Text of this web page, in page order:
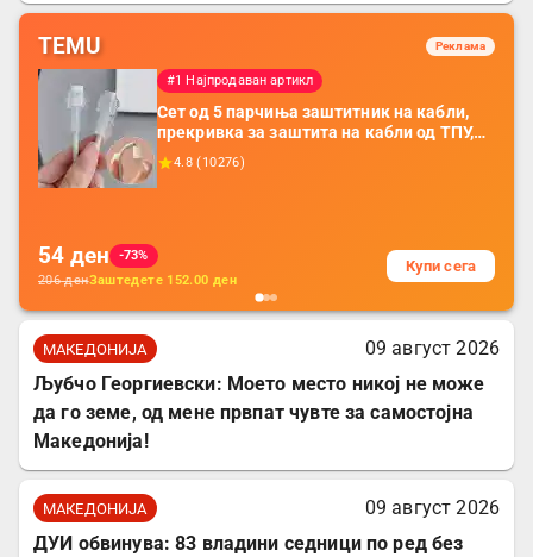
TEMU Реклама
#1 Најпродаван артикл
Сет од 5 парчиња заштитник на кабли,
прекривка за заштита на кабли од ТПУ,
додатоци за заштита на кабли, без
батерија, за мобилни телефони, комплет
4.8 ( 10276)
54 ден
-73%
206денЗаштедете 152.00 ден
Купи сега
МАКЕДОНИЈА
09 август 2026
Љубчо Георгиевски: Моето место никој не може
да го земе, од мене првпат чувте за самостојна
Македонија!
МАКЕДОНИЈА
09 август 2026
ДУИ обвинува: 83 владини седници по ред без